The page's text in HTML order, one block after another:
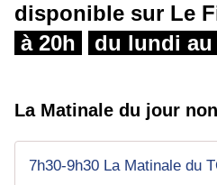
disponible sur Le
à 20h
du lundi au
La Matinale du jour
7h30-9h30 La Matinale du